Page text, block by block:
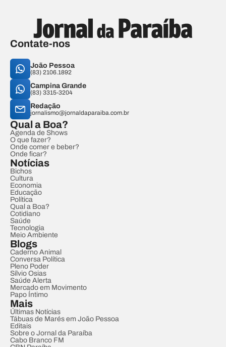
Contate-nos
João Pessoa
(83) 2106.1892
Campina Grande
(83) 3315-3204
Redação
jornalismo@jornaldaparaiba.com.br
Qual a Boa?
Agenda de Shows
O que fazer?
Onde comer e beber?
Onde ficar?
Notícias
Bichos
Cultura
Economia
Educação
Política
Qual a Boa?
Cotidiano
Saúde
Tecnologia
Meio Ambiente
Blogs
Caderno Animal
Conversa Política
Pleno Poder
Sílvio Osias
Saúde Alerta
Mercado em Movimento
Papo Íntimo
Mais
Últimas Notícias
Tábuas de Marés em João Pessoa
Editais
Sobre o Jornal da Paraíba
Cabo Branco FM